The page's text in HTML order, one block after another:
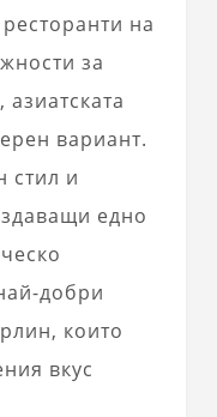
на
за
вариант.
стил и
едно
добри
които
вкус